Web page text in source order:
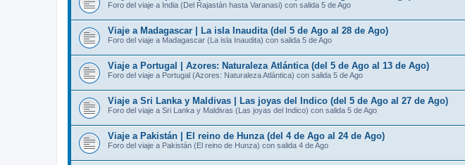
Foro del viaje a India (Del Rajastán hasta Varanasi) con salida 5 de Ago
Viaje a Madagascar | La isla Inaudita (del 5 de Ago al 28 de Ago)
Foro del viaje a Madagascar (La isla Inaudita) con salida 5 de Ago
Viaje a Portugal | Azores: Naturaleza Atlántica (del 5 de Ago al 13 de Ago)
Foro del viaje a Portugal (Azores: Naturaleza Atlántica) con salida 5 de Ago
Viaje a Sri Lanka y Maldivas | Las joyas del Indico (del 5 de Ago al 27 de Ago)
Foro del viaje a Sri Lanka y Maldivas (Las joyas del Indico) con salida 5 de Ago
Viaje a Pakistán | El reino de Hunza (del 4 de Ago al 24 de Ago)
Foro del viaje a Pakistán (El reino de Hunza) con salida 4 de Ago